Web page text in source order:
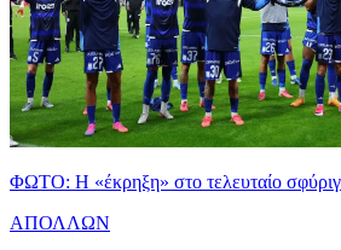
ΦΩΤΟ: Η «έκρηξη» στο τελευταίο
ΑΠΟΛΛΩΝ